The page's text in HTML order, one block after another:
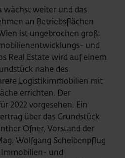
wächst weiter und das
an Betriebsflächen
ist ungebrochen groß:
und
Real Estate wird auf einem
nahe des
Logistikimmobilien mit
errichten. Der
2022 vorgesehen. Ein
über das Grundstück
Ofner, Vorstand der
Wolfgang Scheibenpflug
Immobilien- und